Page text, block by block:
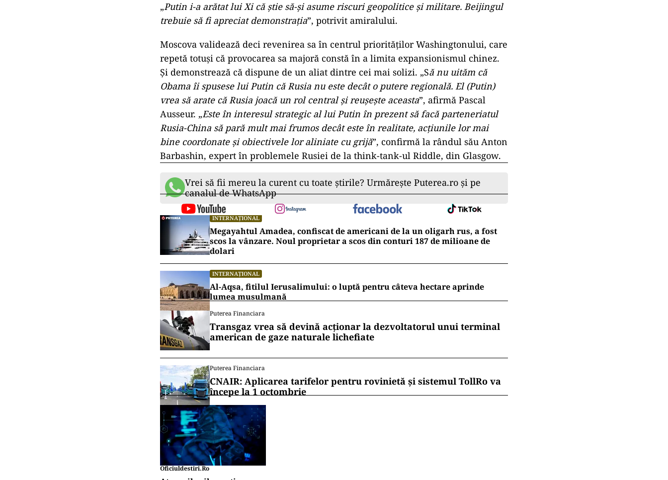
„Putin i-a arătat lui Xi că ştie să-şi asume riscuri geopolitice şi militare. Beijingul
trebuie să fi apreciat demonstraţia”, potrivit amiralului.
Moscova validează deci revenirea sa în centrul priorităţilor Washingtonului, care
repetă totuşi că provocarea sa majoră constă în a limita expansionismul chinez.
Şi demonstrează că dispune de un aliat dintre cei mai solizi. „Să nu uităm că
Obama îi spusese lui Putin că Rusia nu este decât o putere regională. El (Putin)
vrea să arate că Rusia joacă un rol central şi reuşeşte aceasta”, afirmă Pascal
Ausseur. „Este în interesul strategic al lui Putin în prezent să facă parteneriatul
Rusia-China să pară mult mai frumos decât este în realitate, acţiunile lor mai
bine coordonate şi obiectivele lor aliniate cu grijă”, confirmă la rândul său Anton
Barbashin, expert în problemele Rusiei de la think-tank-ul Riddle, din Glasgow.
Vrei să fii mereu la curent cu toate știrile? Urmărește Puterea.ro și pe
canalul de WhatsApp
INTERNAȚIONAL
Megayahtul Amadea, confiscat de americani de la un oligarh rus, a fost
scos la vânzare. Noul proprietar a scos din conturi 187 de milioane de
dolari
INTERNAȚIONAL
Al-Aqsa, fitilul Ierusalimului: o luptă pentru câteva hectare aprinde
lumea musulmană
Puterea Financiara
Transgaz vrea să devină acționar la dezvoltatorul unui terminal
american de gaze naturale lichefiate
Puterea Financiara
CNAIR: Aplicarea tarifelor pentru rovinietă și sistemul TollRo va
începe la 1 octombrie
Oficiuldestiri.ro